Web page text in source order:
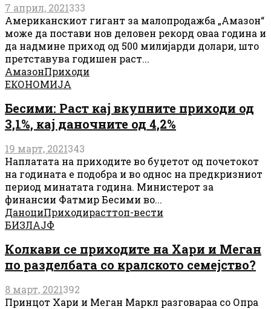
7 април, 2021333
Американскиот гигант за малопродажба „Амазон“
може да постави нов деловен рекорд оваа година и
да надмине приход од 500 милијарди долари, што
претставува годишен раст...
АмазонПриходи
ЕКОНОМИЈА
Бесими: Раст кај вкупните приходи од
3,1%, кај даночните од 4,2%
19 март, 2021343
Наплатата на приходите во буџетот од почетокот
на годината е подобра и во однос на предкризниот
период минатата година. Министерот за
финансии Фатмир Бесими во...
ДаноциПриходирасттоп-вести
БИЗЛАЈФ
Колкави се приходите на Хари и Меган
по разделбата со кралското семејство?
8 март, 2021392
Принцот Хари и Меган Маркл разговараа со Опра